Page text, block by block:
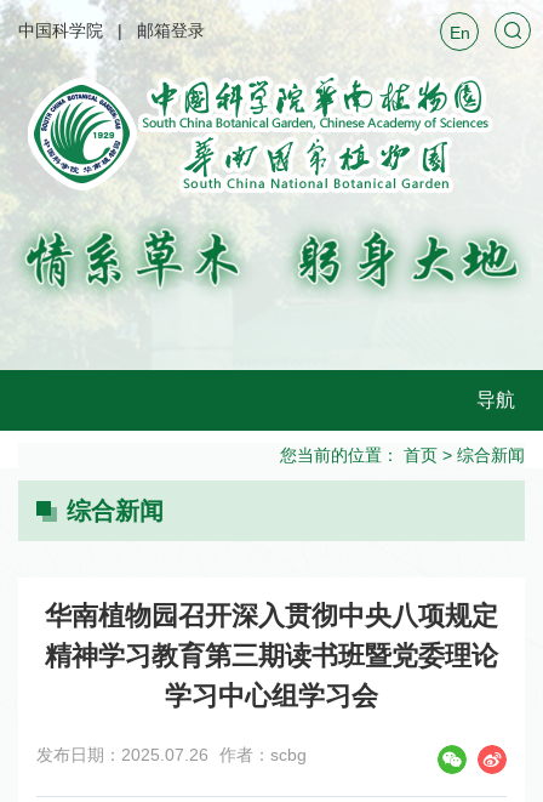
中国科学院 邮箱登录 En
导航
您当前的位置： 首页 > 综合新闻
综合新闻
华南植物园召开深入贯彻中央八项规定
精神学习教育第三期读书班暨党委理论
学习中心组学习会
发布日期：2025.07.26 作者：scbg